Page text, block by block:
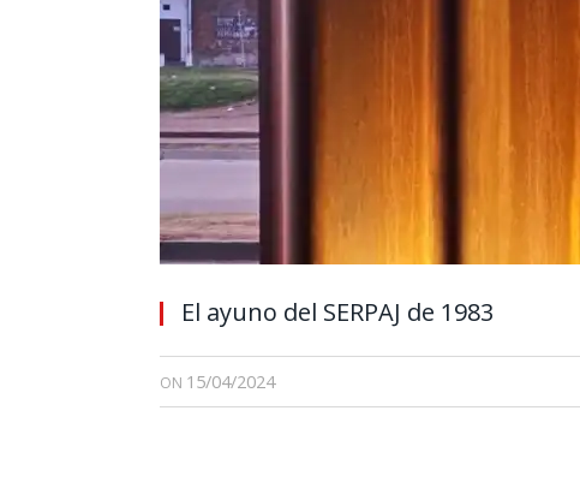
El ayuno del SERPAJ de 1983
ON 15/04/2024